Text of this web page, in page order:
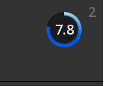
2
7.8